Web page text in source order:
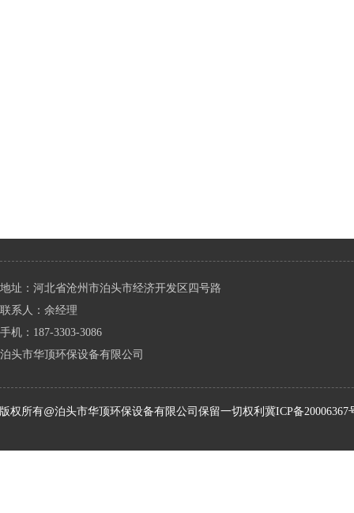
地址：河北省沧州市泊头市经济开发区四号路
联系人：余经理
手机：187-3303-3086
泊头市华顶环保设备有限公司
版权所有@泊头市华顶环保设备有限公司保留一切权利 冀ICP备20006367